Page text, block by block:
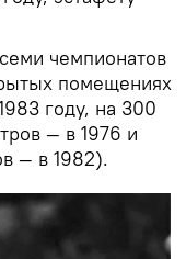
чемпионатов
помещениях
году, на 300
— в 1976 и
— в 1982).